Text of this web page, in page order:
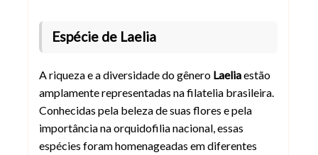
Espécie de Laelia
A riqueza e a diversidade do gênero Laeliaestão
amplamente representadas na filatelia brasileira.
Conhecidas pela beleza de suas flores e pela
importância na orquidofilia nacional, essas
espécies foram homenageadas em diferentes